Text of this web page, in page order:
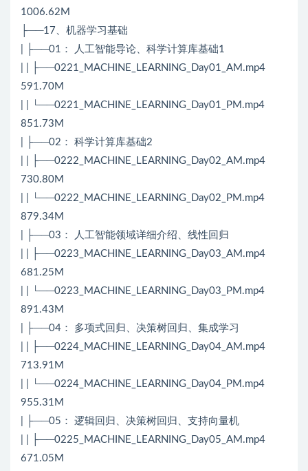
1006.62M
├──17、机器学习基础
| ├──01： 人工智能导论、科学计算库基础1
| | ├──0221_MACHINE_LEARNING_Day01_AM.mp4
591.70M
| | └──0221_MACHINE_LEARNING_Day01_PM.mp4
851.73M
| ├──02： 科学计算库基础2
| | ├──0222_MACHINE_LEARNING_Day02_AM.mp4
730.80M
| | └──0222_MACHINE_LEARNING_Day02_PM.mp4
879.34M
| ├──03： 人工智能领域详细介绍、线性回归
| | ├──0223_MACHINE_LEARNING_Day03_AM.mp4
681.25M
| | └──0223_MACHINE_LEARNING_Day03_PM.mp4
891.43M
| ├──04： 多项式回归、决策树回归、集成学习
| | ├──0224_MACHINE_LEARNING_Day04_AM.mp4
713.91M
| | └──0224_MACHINE_LEARNING_Day04_PM.mp4
955.31M
| ├──05： 逻辑回归、决策树回归、支持向量机
| | ├──0225_MACHINE_LEARNING_Day05_AM.mp4
671.05M